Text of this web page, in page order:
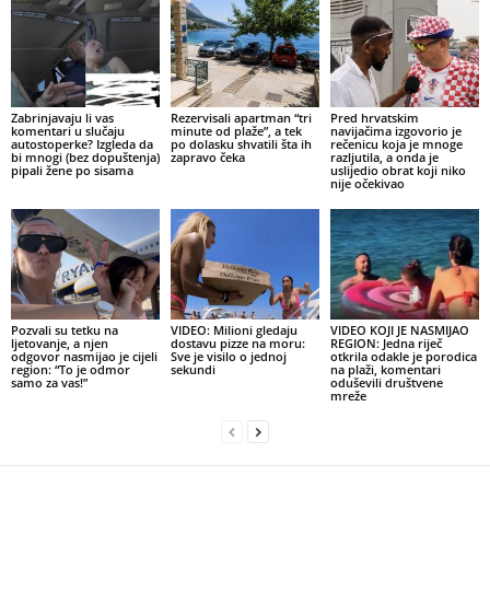
Zabrinjavaju li vas
komentari u slučaju
autostoperke? Izgleda da
bi mnogi (bez dopuštenja)
pipali žene po sisama
Rezervisali apartman “tri
minute od plaže”, a tek
po dolasku shvatili šta ih
zapravo čeka
Pred hrvatskim
navijačima izgovorio je
rečenicu koja je mnoge
razljutila, a onda je
uslijedio obrat koji niko
nije očekivao
Pozvali su tetku na
ljetovanje, a njen
odgovor nasmijao je cijeli
region: “To je odmor
samo za vas!”
VIDEO: Milioni gledaju
dostavu pizze na moru:
Sve je visilo o jednoj
sekundi
VIDEO KOJI JE NASMIJAO
REGION: Jedna riječ
otkrila odakle je porodica
na plaži, komentari
oduševili društvene
mreže